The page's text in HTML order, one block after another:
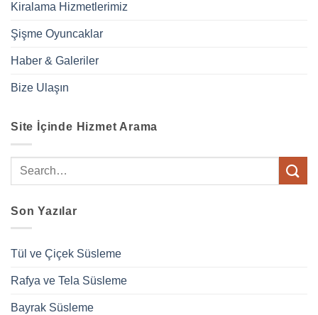
Kiralama Hizmetlerimiz
Şişme Oyuncaklar
Haber & Galeriler
Bize Ulaşın
Site İçinde Hizmet Arama
Son Yazılar
Tül ve Çiçek Süsleme
Rafya ve Tela Süsleme
Bayrak Süsleme